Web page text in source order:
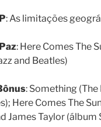
: As limitações
: Here Comes The
and Beatles)
: Something (The
Here Comes The
James Taylor (álbum